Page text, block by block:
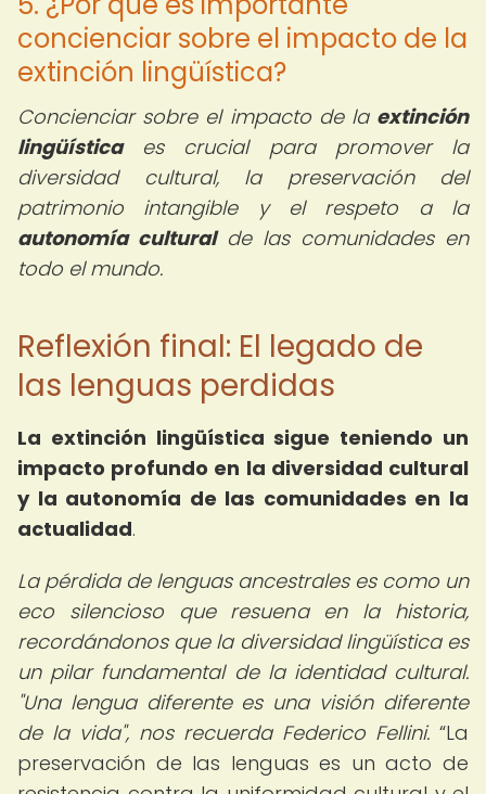
concienciar sobre el impacto de la
extinción lingüística?
Concienciar sobre el impacto de la extinción
lingüísticaes crucial para promover la
diversidad cultural, la preservación del
patrimonio intangible y el respeto a la
autonomía culturalde las comunidades en
todo el mundo.
Reflexión final: El legado de
las lenguas perdidas
La extinción lingüística sigue teniendo un
impacto profundo en la diversidad cultural
y la autonomía de las comunidades en la
actualidad.
La pérdida de lenguas ancestrales es como un
eco silencioso que resuena en la historia,
recordándonos que la diversidad lingüística es
un pilar fundamental de la identidad cultural.
"Una lengua diferente es una visión diferente
de la vida", nos recuerda Federico Fellini.
La
preservación de las lenguas es un acto de